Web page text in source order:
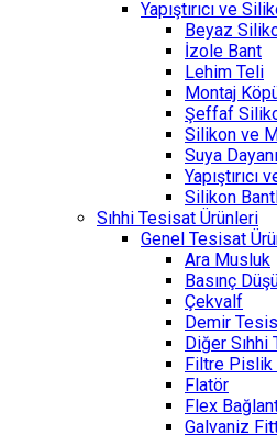
Yapıştırıcı ve
Beyaz
İzole Bant
Lehim Teli
Montaj
Şeffaf
Silikon ve
Suya
Yapıştırıcı
Silikon
Sıhhi Tesisat Ürünleri
Genel Tesisat
Ara Musluk
Basınç
Çekvalf
Demir
Diğer Sıhhi
Filtre Pislik
Flatör
Flex
Galvaniz